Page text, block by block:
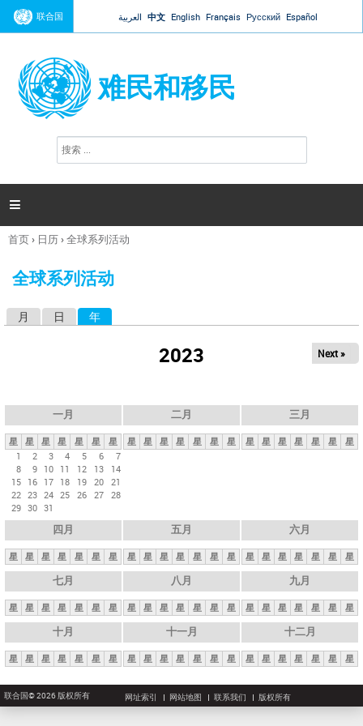
Jump to navigation
联合国 العربية 中文 English Français Русский Español
难民和移民
搜
索

你
这
首页› 日历›全球系列活动
全球系列活动
月 日 年
2023 Next »
一月
星 星 星 星 星 星
星
1
2 3 4 5 6
7
8
9 10 11 12 13
14
15 16 17 18 19 20 21
22 23 24 25 26 27 28
29 30 31
二月
星 星 星 星 星 星 星
三月
星 星 星 星 星 星 星
四月
星 星 星 星 星 星 星
五月
星 星 星 星 星 星 星
六月
星 星 星 星 星 星 星
七月
星 星 星 星 星 星 星
八月
星 星 星 星 星 星 星
九月
星 星 星 星 星 星 星
十月
星 星 星 星 星 星 星
十一月
星 星 星 星 星 星 星
十二月
星 星 星 星 星 星 星
联合国© 2026 版权所有 网址索引 网站地图 联系我们 版权所有